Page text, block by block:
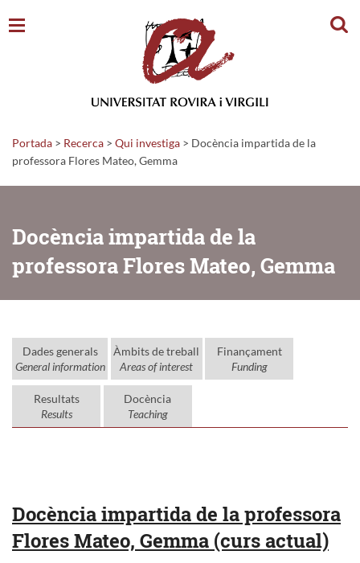
Portada > Recerca > Qui investiga > Docència impartida de la
professora Flores Mateo, Gemma
Docència impartida de la
professora Flores Mateo, Gemma
Dades generals
General information
Àmbits de treball
Areas of interest
Finançament
Funding
Resultats
Results
Docència
Teaching
Docència impartida de la professora
Flores Mateo, Gemma (curs actual)